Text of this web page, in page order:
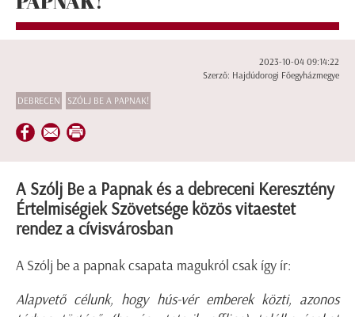
2023-10-04 09:14:22
Szerző: Hajdúdorogi Főegyházmegye
DEBRECEN SZÓLJ BE A PAPNAK!
A Szólj Be a Papnak és a debreceni Keresztény
Értelmiségiek Szövetsége közös vitaestet
rendez a cívisvárosban
A Szólj be a papnak csapata magukról csak így ír:
Alapvető célunk, hogy hús-vér emberek közti, azonos